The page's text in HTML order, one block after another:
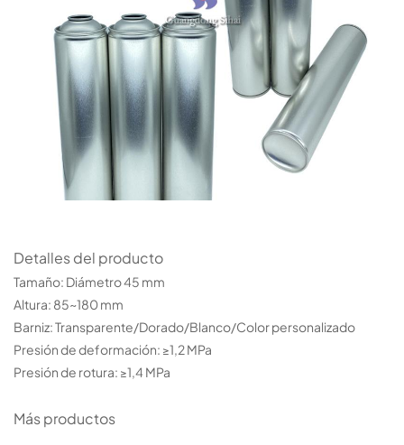
Detalles del producto
Tamaño: Diámetro 45 mm
Altura: 85~180 mm
Barniz: Transparente/Dorado/Blanco/Color personalizado
Presión de deformación: ≥1,2 MPa
Presión de rotura: ≥1,4 MPa
Más productos